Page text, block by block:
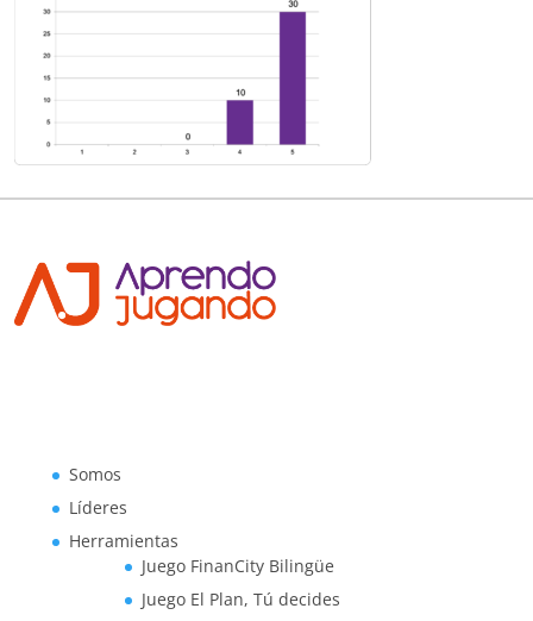
Somos
Líderes
Herramientas
Juego FinanCity Bilingüe
Juego El Plan, Tú decides